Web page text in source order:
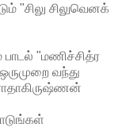
"சிலு சிலுவெனக்
பாடல் "மணிச்சித்ர
வந்து